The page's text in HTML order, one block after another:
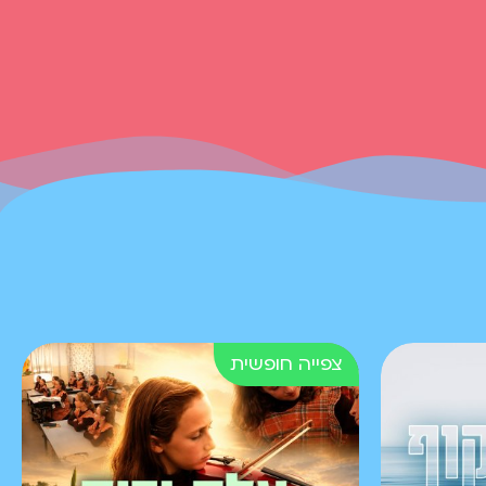
החדשות
רחמים ומירו שבורים
אחרות עבורם. וגם: מה
קורה כשרחמים מגיע
לאולפן החדשות?